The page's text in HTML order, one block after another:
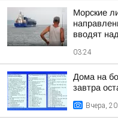
Морские
вводят
03:24
Дома на
завтра
Вчера,